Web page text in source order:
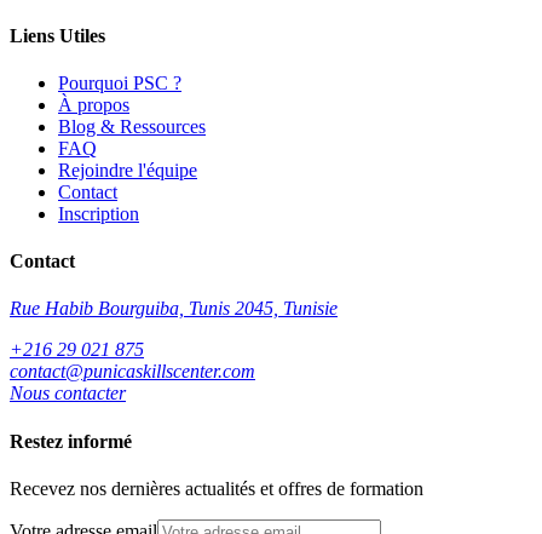
Liens Utiles
Pourquoi PSC ?
À propos
Blog & Ressources
FAQ
Rejoindre l'équipe
Contact
Inscription
Contact
Rue Habib Bourguiba, Tunis 2045, Tunisie
+216 29 021 875
contact@punicaskillscenter.com
Nous contacter
Restez informé
Recevez nos dernières actualités et offres de formation